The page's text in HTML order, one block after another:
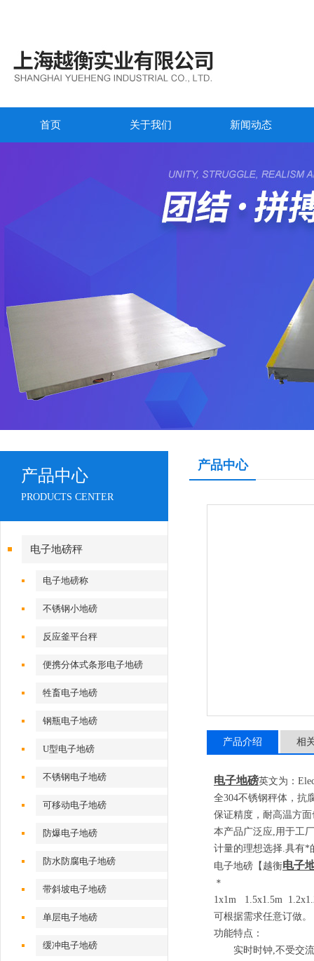
首页 关于我们 新闻动态
产品中心
PRODUCTS CENTER
电子地磅秤
电子地磅称
不锈钢小地磅
反应釜平台秤
便携分体式条形电子地磅
牲畜电子地磅
钢瓶电子地磅
U型电子地磅
不锈钢电子地磅
可移动电子地磅
防爆电子地磅
防水防腐电子地磅
带斜坡电子地磅
单层电子地磅
缓冲电子地磅
产品中心
产品介绍 相
电子地磅英文为：
全304不锈钢秤体，抗
保证精度，耐高温方
本产品广泛应,用于工
计量的理想选择.具有*
电子地磅 【越衡电子
＊
1x1m 1.5x1.5m
可根据需求任意订做。
功能特点：
实时时钟,不受交